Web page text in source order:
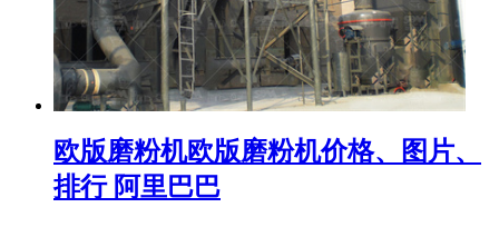
欧版磨粉机欧版磨粉机价格、图片、
排行 阿里巴巴